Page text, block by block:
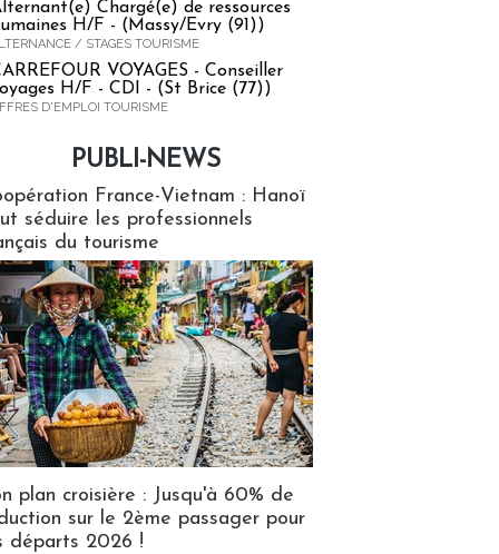
Chargé(e) de ressources
H/F - (Massy/Evry (91))
/ STAGES TOURISME
VOYAGES - Conseiller
H/F - CDI - (St Brice (77))
D'EMPLOI TOURISME
PUBLI-NEWS
France-Vietnam : Hanoï
séduire les professionnels
du tourisme
plan croisière : Jusqu'à 60% de
sur le 2ème passager pour
départs 2026 !